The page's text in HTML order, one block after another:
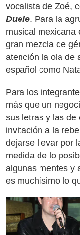
vocalista de Zoé,
Duele. Para la
musical mexicana
gran mezcla de
atención la ola de
español como
Para los
más que un
sus letras y las de
invitación a la
dejarse llevar por
medida de lo
algunas mentes y
es muchísimo lo